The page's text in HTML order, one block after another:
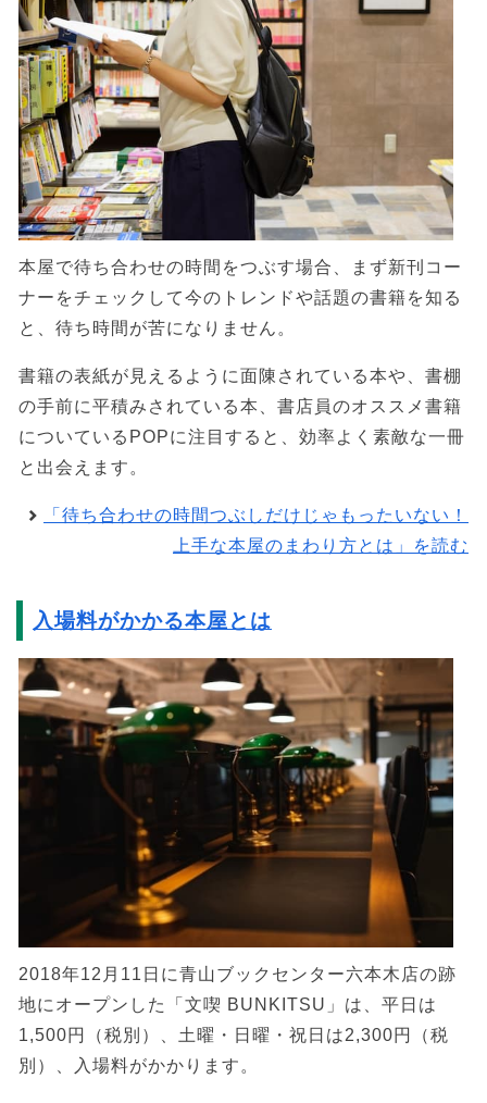
本屋で待ち合わせの時間をつぶす場合、まず新刊コー
ナーをチェックして今のトレンドや話題の書籍を知る
と、待ち時間が苦になりません。
書籍の表紙が見えるように面陳されている本や、書棚
の手前に平積みされている本、書店員のオススメ書籍
についているPOPに注目すると、効率よく素敵な一冊
と出会えます。
「待ち合わせの時間つぶしだけじゃもったいない！
上手な本屋のまわり方とは」を読む
入場料がかかる本屋とは
2018年12月11日に青山ブックセンター六本木店の跡
地にオープンした「文喫 BUNKITSU」は、平日は
1,500円（税別）、土曜・日曜・祝日は2,300円（税
別）、入場料がかかります。